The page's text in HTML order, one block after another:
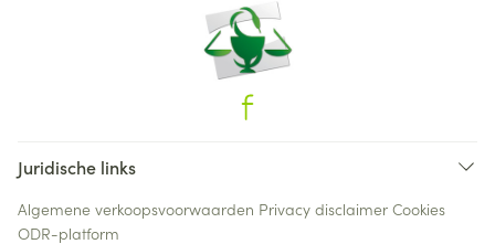
Juridische links
Algemene verkoopsvoorwaarden Privacy disclaimer Cookies
ODR-platform